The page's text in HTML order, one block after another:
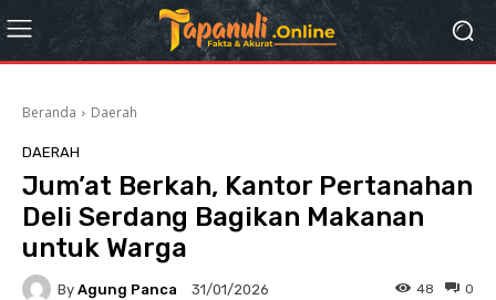
Beranda Daerah
DAERAH
Jum’at Berkah, Kantor Pertanahan
Deli Serdang Bagikan Makanan
untuk Warga
By Agung Panca 31/01/2026 0
48